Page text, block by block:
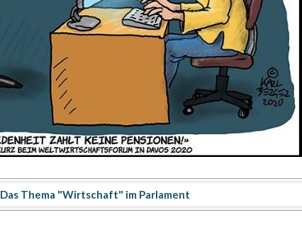
Das Thema "Wirtschaft" im Parlament